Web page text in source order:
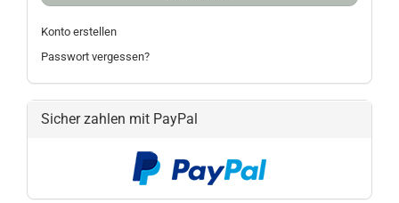
Konto erstellen
Passwort vergessen?
Sicher zahlen mit PayPal